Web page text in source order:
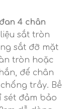
4 chân
sắt tròn
sắt đỡ mặt
tròn hoặc
đế chân
trầy. Bề
sét đảm bảo